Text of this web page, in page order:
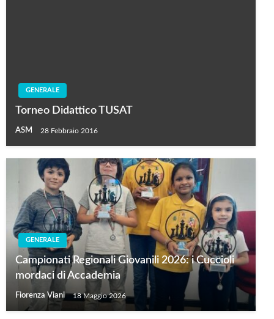
GENERALE
Torneo Didattico TUSAT
ASM 28 Febbraio 2016
GENERALE
Campionati Regionali Giovanili 2026: i Cuccioli
mordaci di Accademia
Fiorenza Viani 18 Maggio 2026